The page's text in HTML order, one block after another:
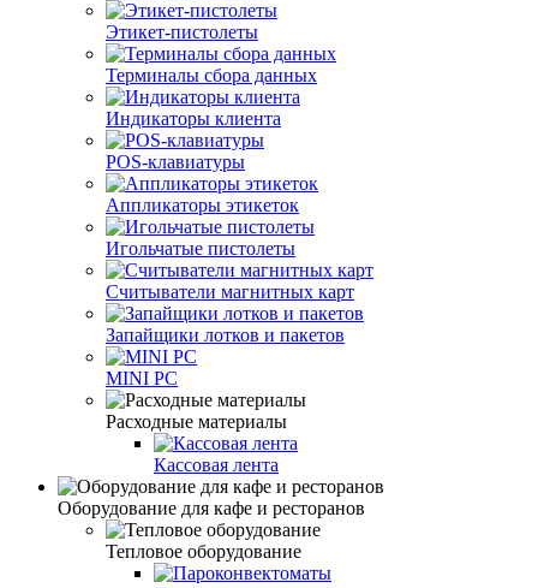
Этикет-пистолеты
Терминалы сбора данных
Индикаторы клиента
POS-клавиатуры
Аппликаторы этикеток
Игольчатые пистолеты
Считыватели магнитных карт
Запайщики лотков и пакетов
MINI PC
Расходные материалы
Кассовая лента
Оборудование для кафе и ресторанов
Тепловое оборудование